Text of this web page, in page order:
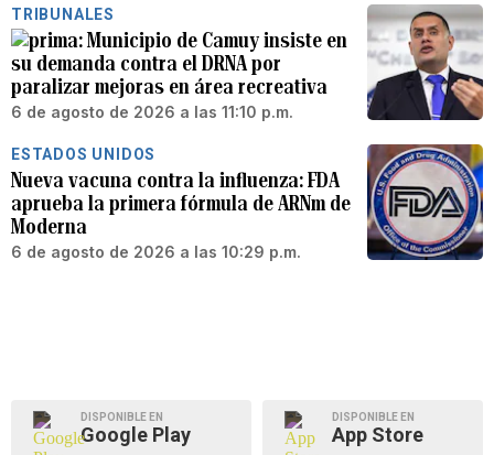
TRIBUNALES
Municipio de Camuy insiste en
su demanda contra el DRNA por
paralizar mejoras en área recreativa
6 de agosto de 2026 a las 11:10 p.m.
ESTADOS UNIDOS
Nueva vacuna contra la influenza: FDA
aprueba la primera fórmula de ARNm de
Moderna
6 de agosto de 2026 a las 10:29 p.m.
DISPONIBLE EN
Google Play
DISPONIBLE EN
App Store